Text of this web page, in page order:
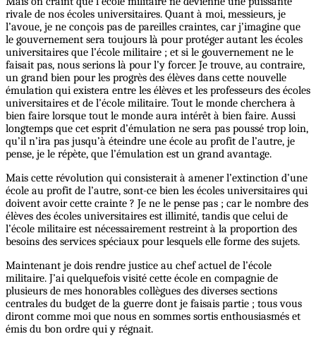
rivale de nos écoles universitaires. Quant à moi, messieurs, je
l’avoue, je ne conçois pas de pareilles craintes, car j’imagine que
le gouvernement sera toujours là pour protéger autant les écoles
universitaires que l’école militaire ; et si le gouvernement ne le
faisait pas, nous serions là pour l’y forcer. Je trouve, au contraire,
un grand bien pour les progrès des élèves dans cette nouvelle
émulation qui existera entre les élèves et les professeurs des écoles
universitaires et de l’école militaire. Tout le monde cherchera à
bien faire lorsque tout le monde aura intérêt à bien faire. Aussi
longtemps que cet esprit d’émulation ne sera pas poussé trop loin,
qu’il n’ira pas jusqu’à éteindre une école au profit de l’autre, je
pense, je le répète, que l’émulation est un grand avantage.
Mais cette révolution qui consisterait à amener l’extinction d’une
école au profit de l’autre, sont-ce bien les écoles universitaires qui
doivent avoir cette crainte ? Je ne le pense pas ; car le nombre des
élèves des écoles universitaires est illimité, tandis que celui de
l’école militaire est nécessairement restreint à la proportion des
besoins des services spéciaux pour lesquels elle forme des sujets.
Maintenant je dois rendre justice au chef actuel de l’école
militaire. J’ai quelquefois visité cette école en compagnie de
plusieurs de mes honorables collègues des diverses sections
centrales du budget de la guerre dont je faisais partie ; tous vous
diront comme moi que nous en sommes sortis enthousiasmés et
émis du bon ordre qui y régnait.